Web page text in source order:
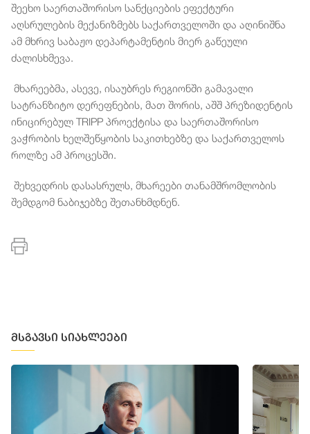
შეეხო საერთაშორისო სანქციების ეფექტური
აღსრულების მექანიზმებს საქართველოში და აღინიშნა
ამ მხრივ საბაჟო დეპარტამენტის მიერ გაწეული
ძალისხმევა.
მხარეებმა, ასევე, ისაუბრეს რეგიონში გამავალი
სატრანზიტო დერეფნების, მათ შორის, აშშ პრეზიდენტის
ინიცირებულ TRIPP პროექტისა და საერთაშორისო
ვაჭრობის ხელშეწყობის საკითხებზე და საქართველოს
როლზე ამ პროცესში.
შეხვედრის დასასრულს, მხარეები თანამშრომლობის
შემდგომ ნაბიჯებზე შეთანხმდნენ.
მსგავსი სიახლეები